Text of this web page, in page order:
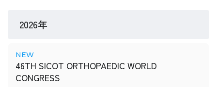
2026年
46TH SICOT ORTHOPAEDIC WORLD
CONGRESS